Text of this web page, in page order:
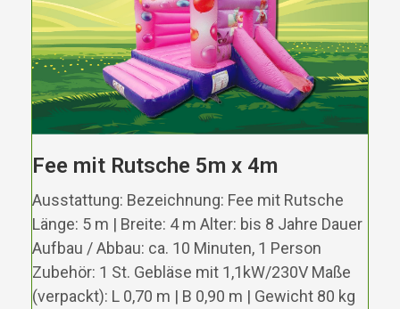
Fee mit Rutsche 5m x 4m
Ausstattung: Bezeichnung: Fee mit Rutsche
Länge: 5 m | Breite: 4 m Alter: bis 8 Jahre Dauer
Aufbau / Abbau: ca. 10 Minuten, 1 Person
Zubehör: 1 St. Gebläse mit 1,1kW/230V Maße
(verpackt): L 0,70 m | B 0,90 m | Gewicht 80 kg